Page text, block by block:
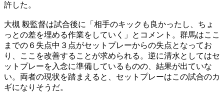
許した。
大槻 毅監督は試合後に「相手のキックも良かったし、ちょ
っとの差を埋める作業をしていく」とコメント。群馬はここ
までの６失点中３点がセットプレーからの失点となってお
り、ここを改善することが求められる。逆に清水としてはセ
ットプレーを入念に準備しているものの、結果が出ていな
い。両者の現状を踏まえると、セットプレーはこの試合のカ
ギになりそうだ。